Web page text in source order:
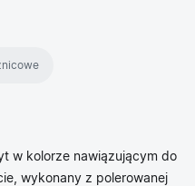
w kolorze nawiązującym do
wykonany z polerowanej